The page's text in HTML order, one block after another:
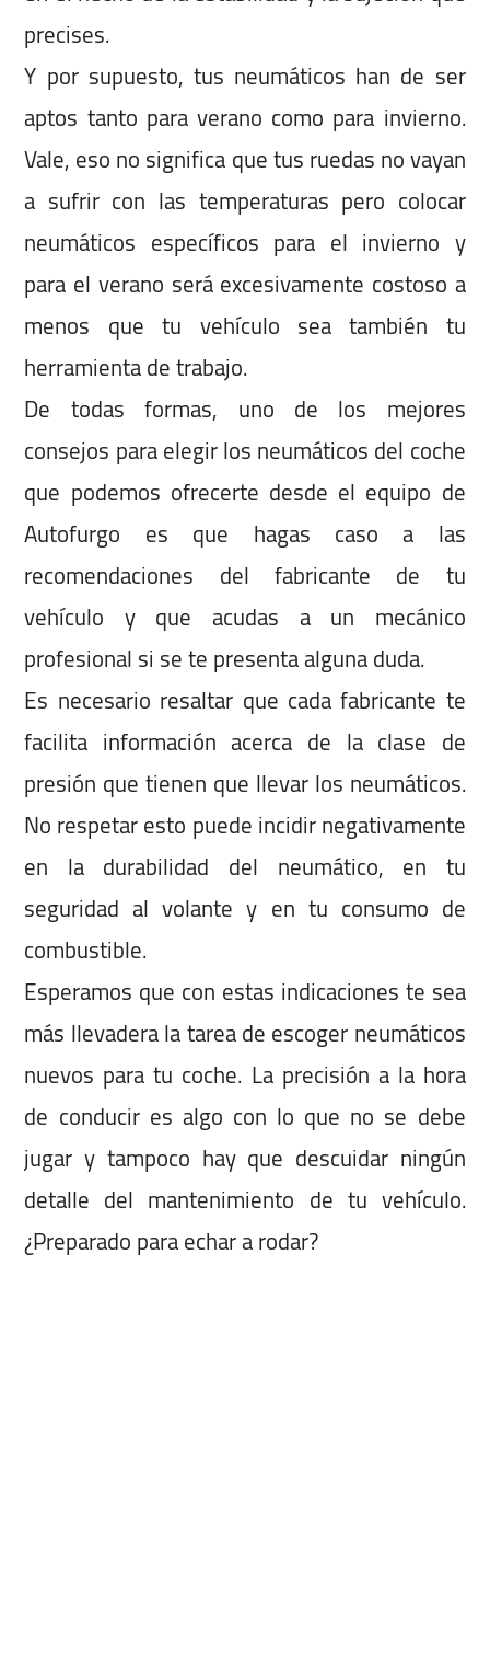
precises.
Y por supuesto, tus neumáticos han de ser
aptos tanto para verano como para invierno.
Vale, eso no significa que tus ruedas no vayan
a sufrir con las temperaturas pero colocar
neumáticos específicos para el invierno y
para el verano será excesivamente costoso a
menos que tu vehículo sea también tu
herramienta de trabajo.
De todas formas, uno de los mejores
consejos para elegir los neumáticos del coche
que podemos ofrecerte desde el equipo de
Autofurgo es que hagas caso a las
recomendaciones del fabricante de tu
vehículo y que acudas a un mecánico
profesional si se te presenta alguna duda.
Es necesario resaltar que cada fabricante te
facilita información acerca de la clase de
presión que tienen que llevar los neumáticos.
No respetar esto puede incidir negativamente
en la durabilidad del neumático, en tu
seguridad al volante y en tu consumo de
combustible.
Esperamos que con estas indicaciones te sea
más llevadera la tarea de escoger neumáticos
nuevos para tu coche. La precisión a la hora
de conducir es algo con lo que no se debe
jugar y tampoco hay que descuidar ningún
detalle del mantenimiento de tu vehículo.
¿Preparado para echar a rodar?